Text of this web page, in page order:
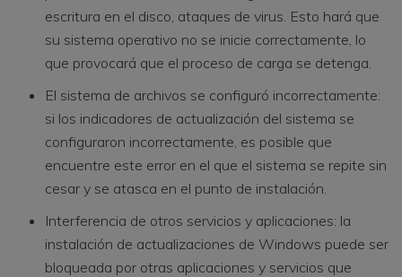
escritura en el disco, ataques de virus. Esto hará que
su sistema operativo no se inicie correctamente, lo
que provocará que el proceso de carga se detenga.
El sistema de archivos se configuró incorrectamente:
si los indicadores de actualización del sistema se
configuraron incorrectamente, es posible que
encuentre este error en el que el sistema se repite sin
cesar y se atasca en el punto de instalación.
Interferencia de otros servicios y aplicaciones: la
instalación de actualizaciones de Windows puede ser
bloqueada por otras aplicaciones y servicios que